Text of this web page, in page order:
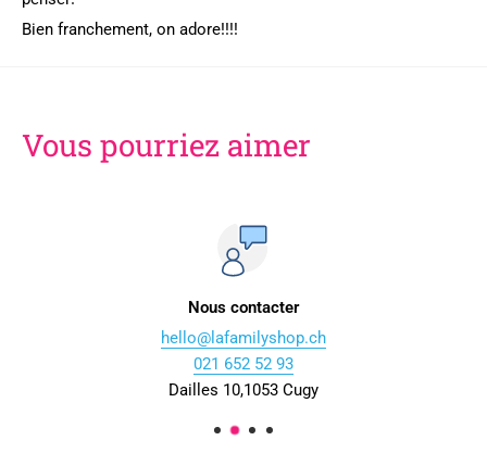
Bien franchement, on adore!!!!
Vous pourriez aimer
Nous contacter
hello@lafamilyshop.ch
021 652 52 93
Dailles 10,1053 Cugy